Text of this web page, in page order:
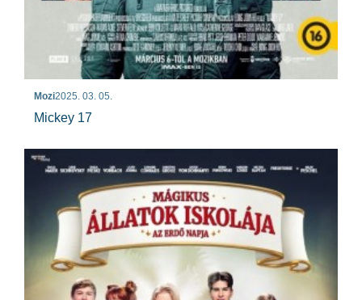
Mozi2025. 03. 05.
Mickey 17